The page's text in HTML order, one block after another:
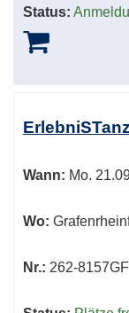
Status:
Wann: Mo.
Wo:
Nr.: 262-8157GF